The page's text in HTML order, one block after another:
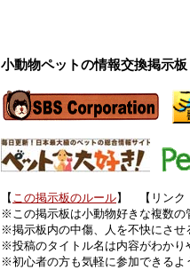
小動物ペットの情報交換掲示板
【 この掲示板のルール】 【リンク
※この掲示板は小動物好きな複数の
※掲示板内の中傷、人を不快にさせ
※投稿のタイトル名は内容がわかり
※初心者の方も気軽に参加できるよ